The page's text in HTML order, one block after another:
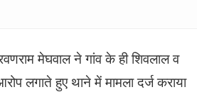
मेघवाल ने गांव के ही शिवलाल व
लगाते हुए थाने में मामला दर्ज कराया